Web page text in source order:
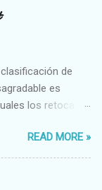
de
es
los retoca.
Selecto-
a)
READ MORE »